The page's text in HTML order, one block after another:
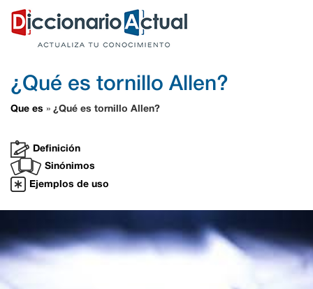
¿Qué es tornillo Allen?
Que es » ¿Qué es tornillo Allen?
Definición
Sinónimos
Ejemplos de uso